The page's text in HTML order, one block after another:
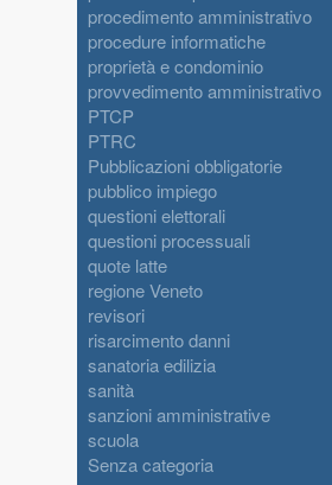
procedimento amministrativo
procedure informatiche
proprietà e condominio
provvedimento amministrativo
PTCP
PTRC
Pubblicazioni obbligatorie
pubblico impiego
questioni elettorali
questioni processuali
quote latte
regione Veneto
revisori
risarcimento danni
sanatoria edilizia
sanità
sanzioni amministrative
scuola
Senza categoria